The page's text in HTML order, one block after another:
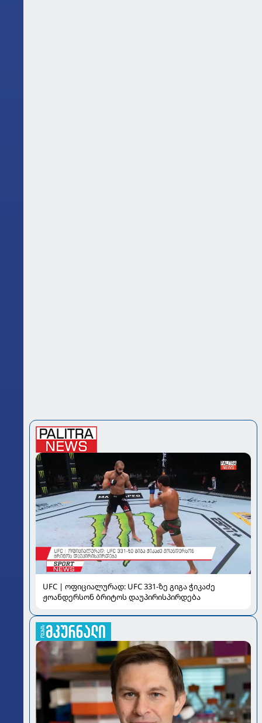
UFC | ოფიციალურად: UFC 331-ზე გიგა ჭიკაძე
ჟოანდერსონ ბრიტოს დაუპირისპირდება